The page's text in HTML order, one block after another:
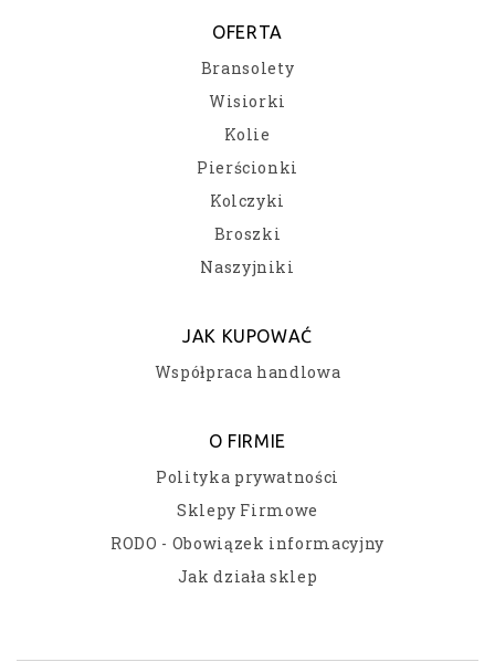
OFERTA
Bransolety
Wisiorki
Kolie
Pierścionki
Kolczyki
Broszki
Naszyjniki
JAK KUPOWAĆ
Współpraca handlowa
O FIRMIE
Polityka prywatności
Sklepy Firmowe
RODO - Obowiązek informacyjny
Jak działa sklep